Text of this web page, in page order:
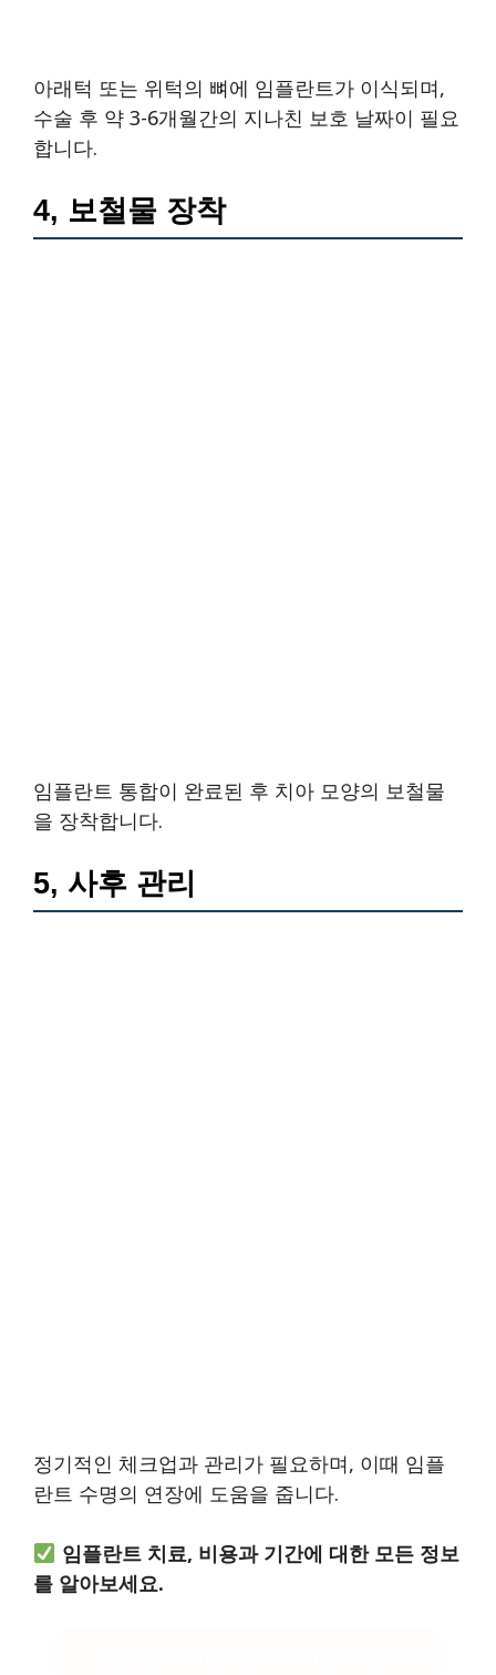
아래턱 또는 위턱의 뼈에 임플란트가 이식되며,
수술 후 약 3-6개월간의 지나친 보호 날짜이 필요
합니다.
4, 보철물 장착
임플란트 통합이 완료된 후 치아 모양의 보철물
을 장착합니다.
5, 사후 관리
정기적인 체크업과 관리가 필요하며, 이때 임플
란트 수명의 연장에 도움을 줍니다.
임플란트 치료, 비용과 기간에 대한 모든 정보
를 알아보세요.